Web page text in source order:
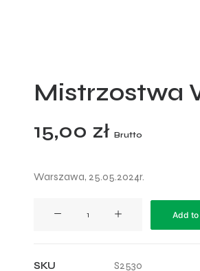
Mistrzostwa
15,00 zł Brutto
Warszawa, 25.05.2024r.
-
Add
SKU
S2530